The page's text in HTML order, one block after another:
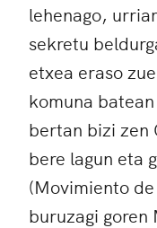
lehenago,
sekretu
etxea eraso
komuna
bertan bizi zen
bere lagun eta
(Movimiento
buruzagi